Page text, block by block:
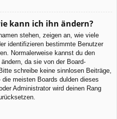
kann ich ihn ändern?
stehen, zeigen an, wie viele
identifizieren bestimmte Benutzer
Normalerweise kannst du den
da sie von der Board-
schreibe keine sinnlosen Beiträge,
meisten Boards dulden dieses
Administrator wird deinen Rang